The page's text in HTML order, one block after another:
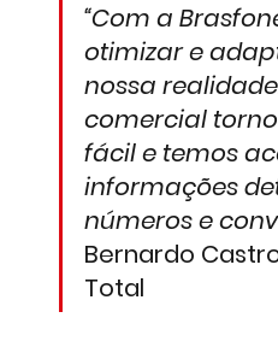
“Com a
otimizar e
nossa
comercial
fácil e temos
informações
números e
Bernardo
Total